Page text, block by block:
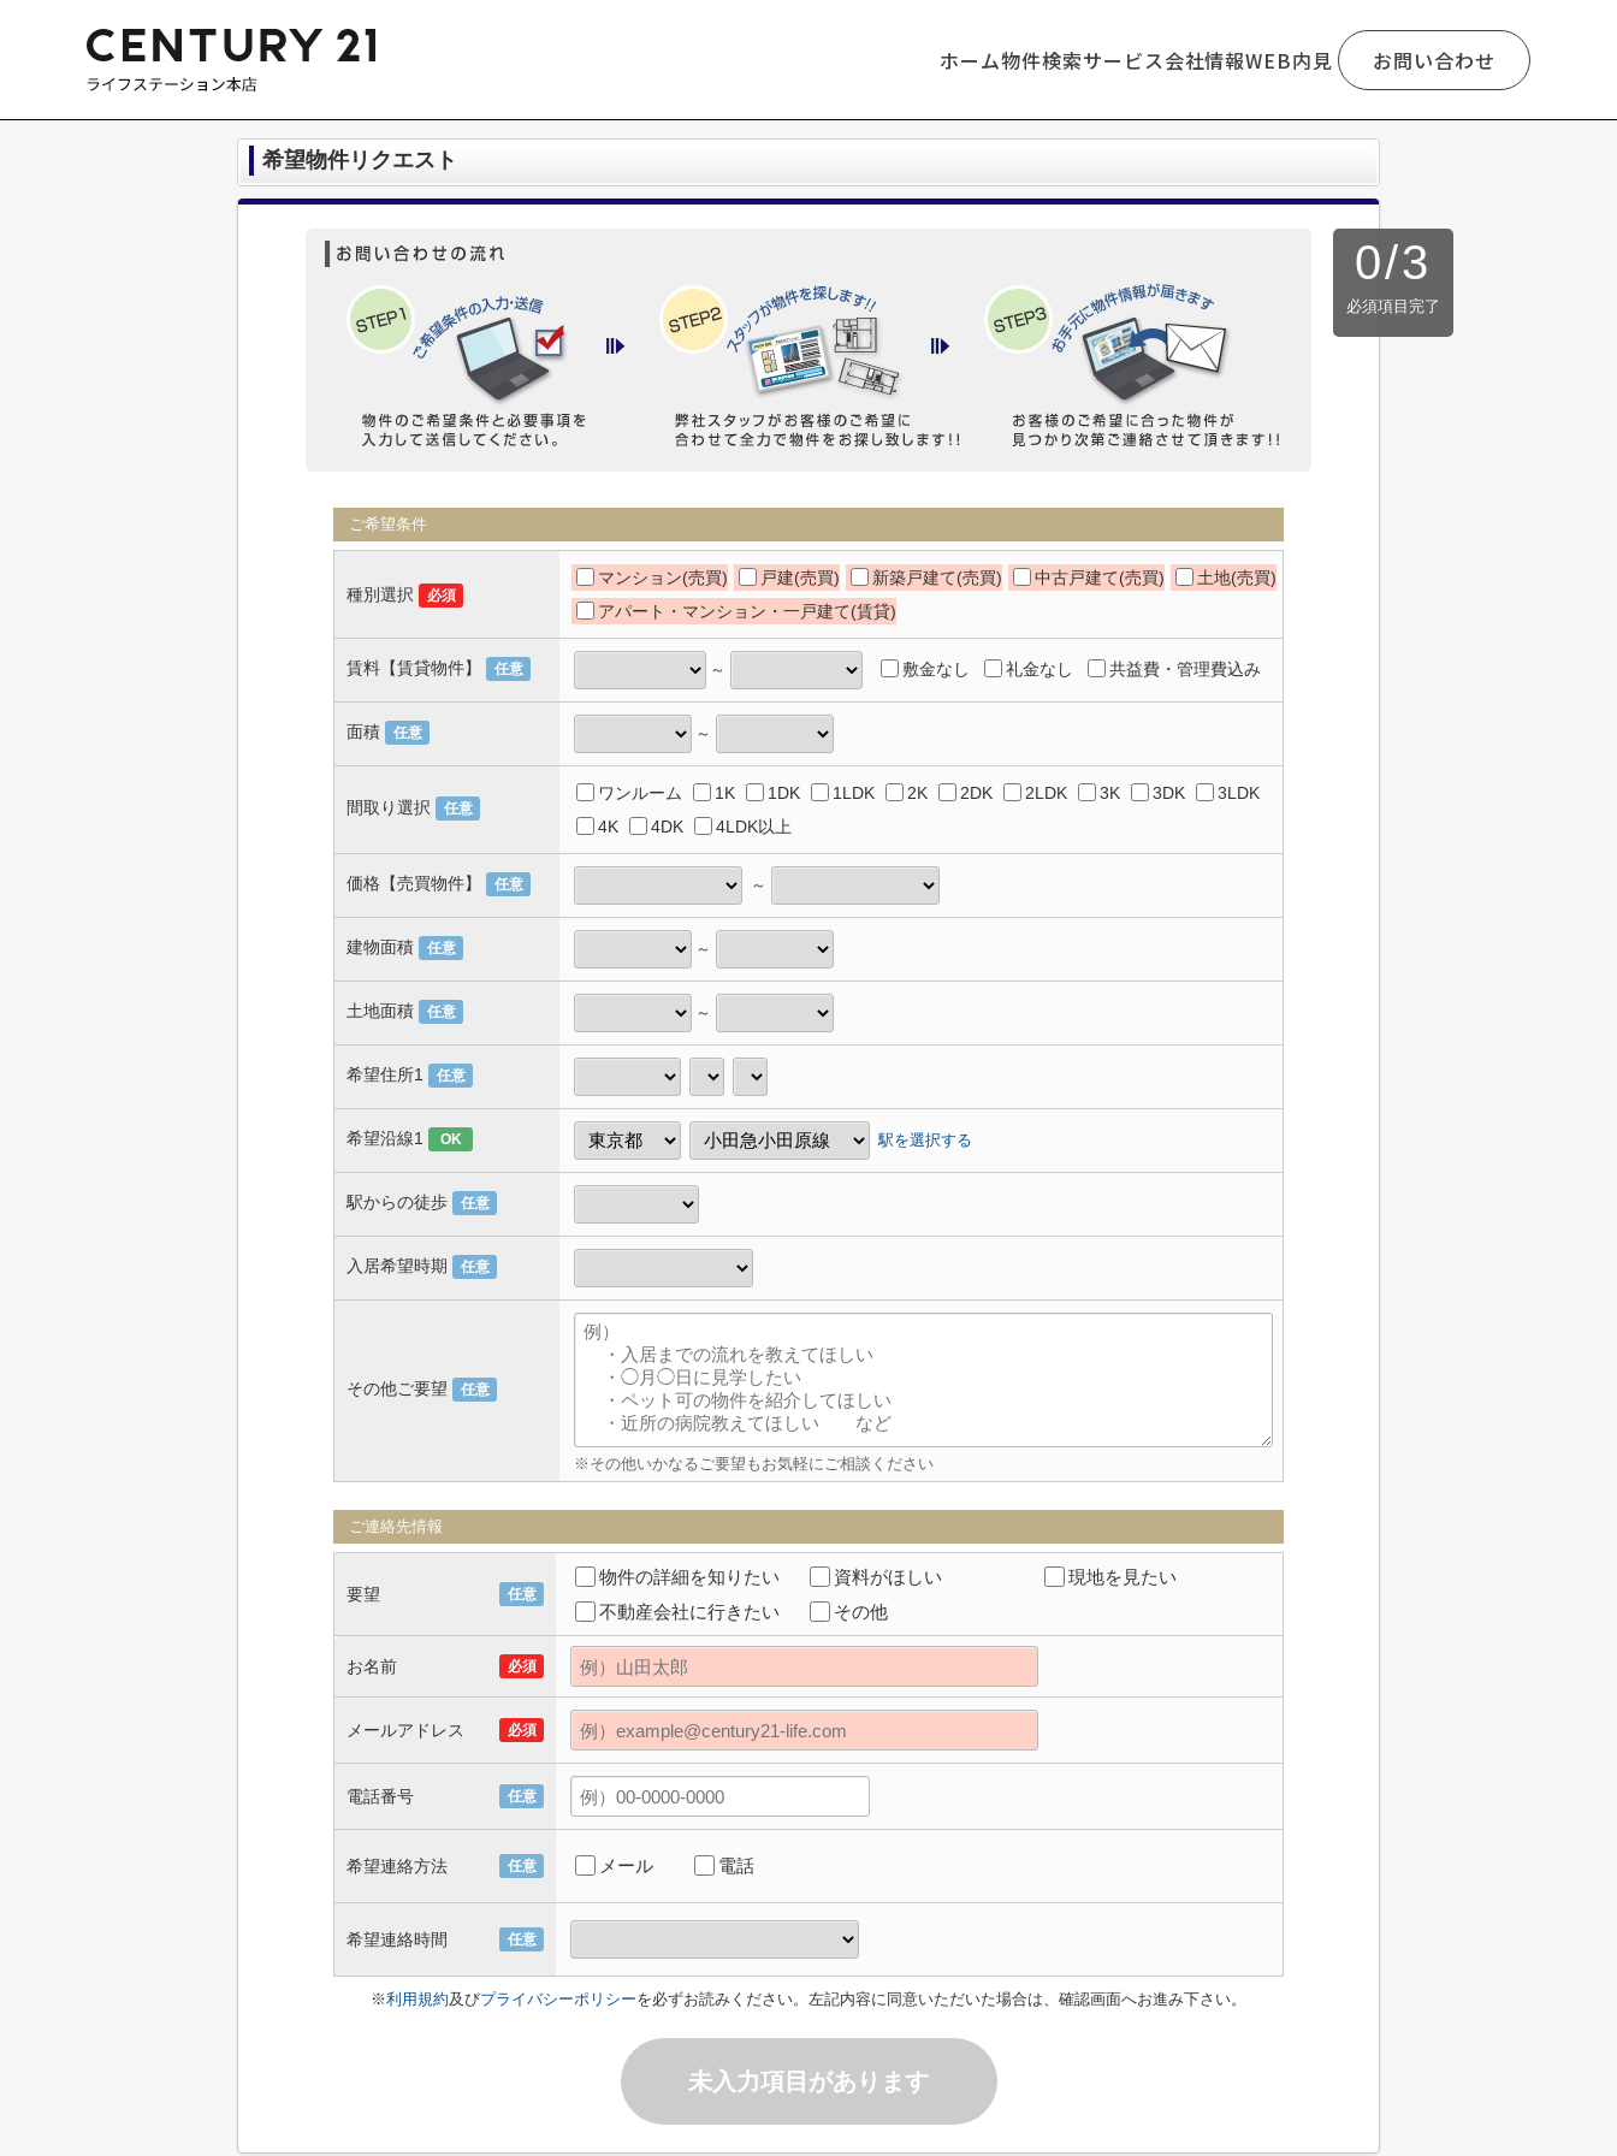
ホーム物件検索サービス会社情報WEB内見 お問い合わせ
希望物件リクエスト
0/3
必須項目完了
ご希望条件
種別選択 必須
マンション(売買) 戸建(売買) 新築戸建て(売買) 中古戸建て(売買)
土地(売買)
アパート・マンション・一戸建て(賃貸)
賃料【賃貸物件】 任意 ～ 敷金なし 礼金なし 共益費・管理費込み
面積 任意 ～
間取り選択 任意
ワンルーム 1K 1DK 1LDK 2K 2DK 2LDK 3K 3DK
3LDK
4K
4DK 4LDK以上
価格【売買物件】 任意 ～
建物面積 任意 ～
土地面積 任意 ～
希望住所1 任意
希望沿線1 OK 駅を選択する
駅からの徒歩 任意
入居希望時期 任意
その他ご要望 任意
※その他いかなるご要望もお気軽にご相談ください
ご連絡先情報
要望 任意
物件の詳細を知りたい 資料がほしい
現地を見たい
不動産会社に行きたい
その他
お名前 必須
メールアドレス 必須
電話番号 任意
希望連絡方法 任意 メール 電話
希望連絡時間 任意
※利用規約及びプライバシーポリシーを必ずお読みください。左記内容に同意いただいた場合は、確認画面へお進み下さい。
未入力項目があります